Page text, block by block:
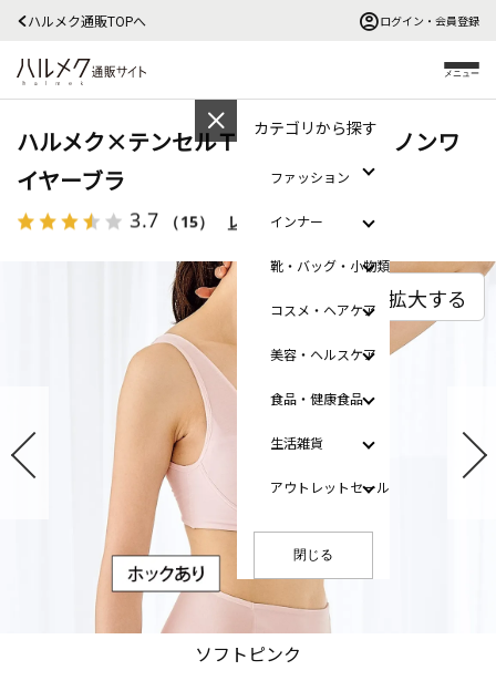
ハルメク通販TOPへ ログイン・会員登録
メニュー
カテゴリから探す
ファッション
インナー
靴・バッグ・小物類
コスメ・ヘアケア
美容・ヘルスケア
食品・健康食品
生活雑貨
アウトレットセール
閉じる
ハルメク×テンセルＴＭ スッキリ・ノンワ
イヤーブラ
3.7 （15） レビューを見る
ソフトピンク
拡大する